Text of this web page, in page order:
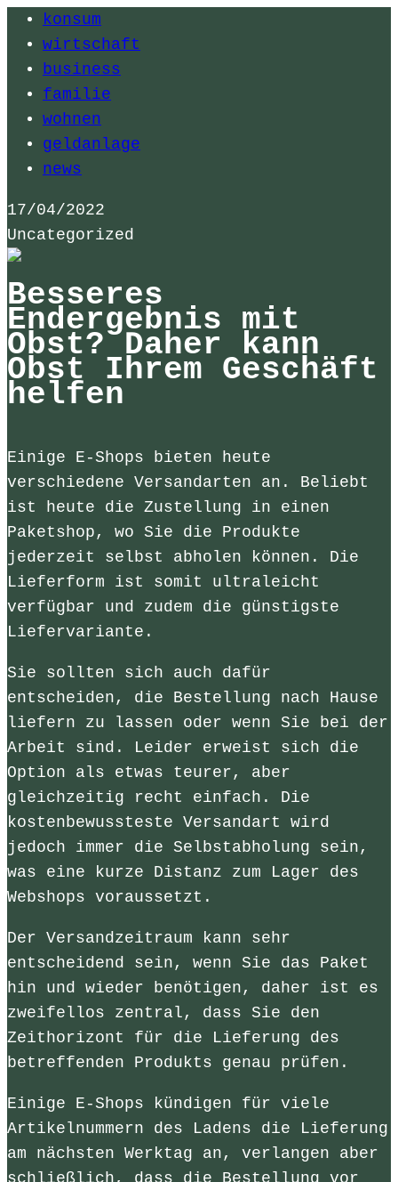
konsum
wirtschaft
business
familie
wohnen
geldanlage
news
17/04/2022
Uncategorized
Besseres
Endergebnis mit
Obst? Daher kann
Obst Ihrem Geschäft
helfen
Einige E-Shops bieten heute
verschiedene Versandarten an. Beliebt
ist heute die Zustellung in einen
Paketshop, wo Sie die Produkte
jederzeit selbst abholen können. Die
Lieferform ist somit ultraleicht
verfügbar und zudem die günstigste
Liefervariante.
Sie sollten sich auch dafür
entscheiden, die Bestellung nach Hause
liefern zu lassen oder wenn Sie bei der
Arbeit sind. Leider erweist sich die
Option als etwas teurer, aber
gleichzeitig recht einfach. Die
kostenbewussteste Versandart wird
jedoch immer die Selbstabholung sein,
was eine kurze Distanz zum Lager des
Webshops voraussetzt.
Der Versandzeitraum kann sehr
entscheidend sein, wenn Sie das Paket
hin und wieder benötigen, daher ist es
zweifellos zentral, dass Sie den
Zeithorizont für die Lieferung des
betreffenden Produkts genau prüfen.
Einige E-Shops kündigen für viele
Artikelnummern des Ladens die Lieferung
am nächsten Werktag an, verlangen aber